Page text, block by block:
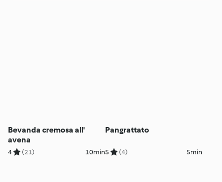
Bevanda cremosa all'
avena
4 (21) 10min
Pangrattato
5 (4) 5min